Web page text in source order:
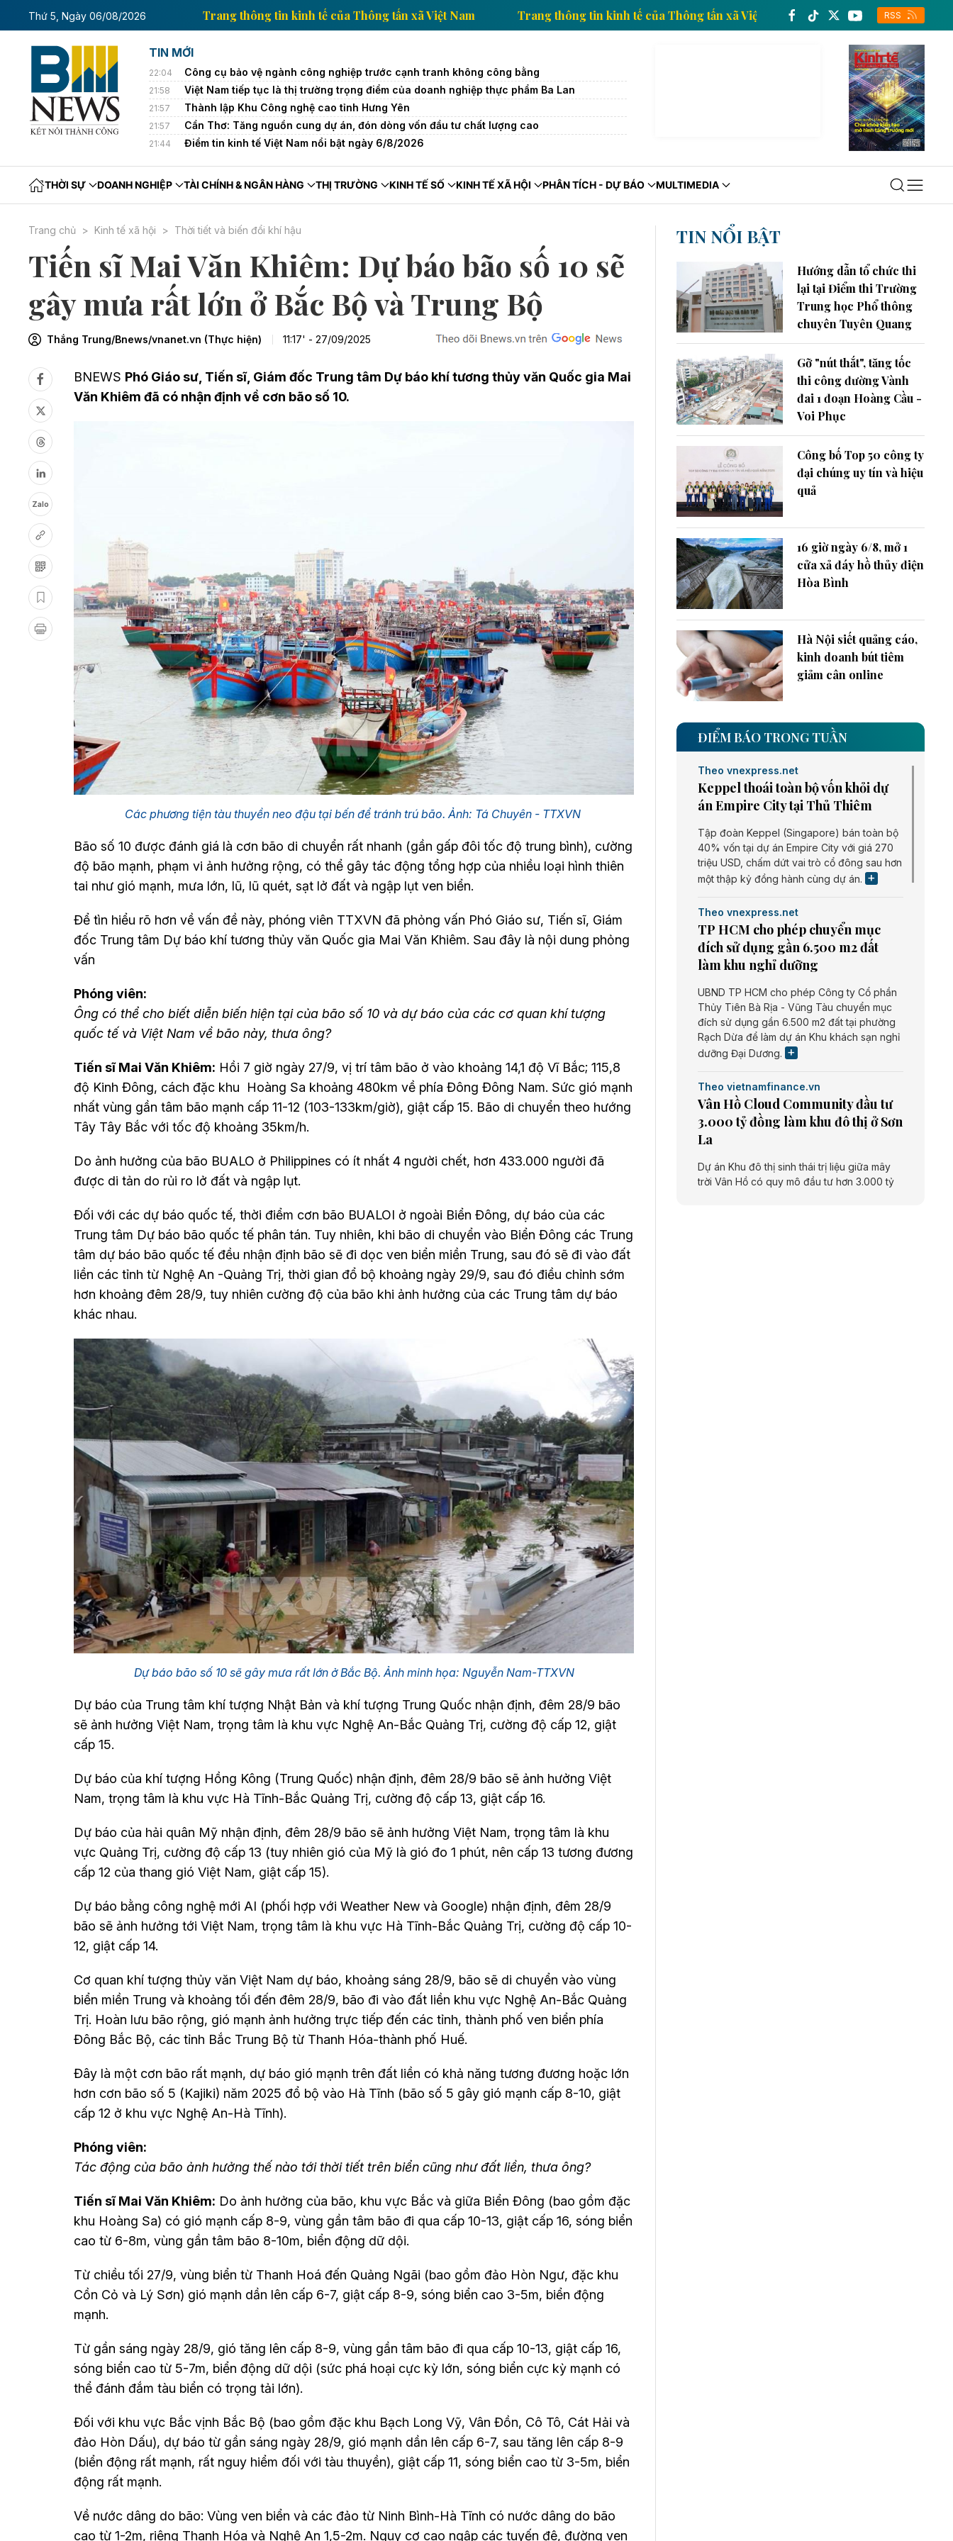
Thứ 5, Ngày 06/08/2026
kinh tế của Thông tấn xã Việt Nam Trang thông tin kinh tế của Thông tấn xã Việt Nam Trang thông tin kinh tế của Thông tấn xã Việt Nam Trang thông
RSS
TIN MỚI
22:04 Công cụ bảo vệ ngành công nghiệp trước cạnh tranh không công bằng
21:58 Việt Nam tiếp tục là thị trường trọng điểm của doanh nghiệp thực phẩm Ba Lan
21:57 Thành lập Khu Công nghệ cao tỉnh Hưng Yên
21:57 Cần Thơ: Tăng nguồn cung dự án, đón dòng vốn đầu tư chất lượng cao
21:44 Điểm tin kinh tế Việt Nam nổi bật ngày 6/8/2026
THỜI SỰ DOANH NGHIỆP TÀI CHÍNH & NGÂN HÀNG THỊ TRƯỜNG KINH TẾ SỐ KINH TẾ XÃ HỘI PHÂN TÍCH - DỰ BÁO MULTIMEDIA
Trang chủ Kinh tế xã hội Thời tiết và biến đổi khí hậu
Tiến sĩ Mai Văn Khiêm: Dự báo bão số 10 sẽ
gây mưa rất lớn ở Bắc Bộ và Trung Bộ
Thắng Trung/Bnews/vnanet.vn (Thực hiện) 11:17' - 27/09/2025
Zalo
BNEWS Phó Giáo sư, Tiến sĩ, Giám đốc Trung tâm Dự báo khí tương thủy văn Quốc gia Mai
Văn Khiêm đã có nhận định về cơn bão số 10.
Các phương tiện tàu thuyền neo đậu tại bến để tránh trú bão. Ảnh: Tá Chuyên - TTXVN
Bão số 10 được đánh giá là cơn bão di chuyển rất nhanh (gần gấp đôi tốc độ trung bình), cường
độ bão mạnh, phạm vi ảnh hưởng rộng, có thể gây tác động tổng hợp của nhiều loại hình thiên
tai như gió mạnh, mưa lớn, lũ, lũ quét, sạt lở đất và ngập lụt ven biển.
Để tìn hiểu rõ hơn về vấn đề này, phóng viên TTXVN đã phỏng vấn Phó Giáo sư, Tiến sĩ, Giám
đốc Trung tâm Dự báo khí tương thủy văn Quốc gia Mai Văn Khiêm. Sau đây là nội dung phỏng
vấn
Phóng viên:
Ông có thể cho biết diễn biến hiện tại của bão số 10 và dự báo của các cơ quan khí tượng
quốc tế và Việt Nam về bão này, thưa ông?
Tiến sĩ Mai Văn Khiêm: Hồi 7 giờ ngày 27/9, vị trí tâm bão ở vào khoảng 14,1 độ Vĩ Bắc; 115,8
độ Kinh Đông, cách đặc khu Hoàng Sa khoảng 480km về phía Đông Đông Nam. Sức gió mạnh
nhất vùng gần tâm bão mạnh cấp 11-12 (103-133km/giờ), giật cấp 15. Bão di chuyển theo hướng
Tây Tây Bắc với tốc độ khoảng 35km/h.
Do ảnh hưởng của bão BUALO ở Philippines có ít nhất 4 người chết, hơn 433.000 người đã
được di tản do rủi ro lở đất và ngập lụt.
Đối với các dự báo quốc tế, thời điểm cơn bão BUALOI ở ngoài Biển Đông, dự báo của các
Trung tâm Dự báo bão quốc tế phân tán. Tuy nhiên, khi bão di chuyển vào Biển Đông các Trung
tâm dự báo bão quốc tế đều nhận định bão sẽ đi dọc ven biển miền Trung, sau đó sẽ đi vào đất
liền các tỉnh từ Nghệ An -Quảng Trị, thời gian đổ bộ khoảng ngày 29/9, sau đó điều chỉnh sớm
hơn khoảng đêm 28/9, tuy nhiên cường độ của bão khi ảnh hưởng của các Trung tâm dự báo
khác nhau.
Dự báo bão số 10 sẽ gây mưa rất lớn ở Bắc Bộ. Ảnh minh họa: Nguyễn Nam-TTXVN
Dự báo của Trung tâm khí tượng Nhật Bản và khí tượng Trung Quốc nhận định, đêm 28/9 bão
sẽ ảnh hưởng Việt Nam, trọng tâm là khu vực Nghệ An-Bắc Quảng Trị, cường độ cấp 12, giật
cấp 15.
Dự báo của khí tượng Hồng Kông (Trung Quốc) nhận định, đêm 28/9 bão sẽ ảnh hưởng Việt
Nam, trọng tâm là khu vực Hà Tĩnh-Bắc Quảng Trị, cường độ cấp 13, giật cấp 16.
Dự báo của hải quân Mỹ nhận định, đêm 28/9 bão sẽ ảnh hưởng Việt Nam, trọng tâm là khu
vực Quảng Trị, cường độ cấp 13 (tuy nhiên gió của Mỹ là gió đo 1 phút, nên cấp 13 tương đương
cấp 12 của thang gió Việt Nam, giật cấp 15).
Dự báo bằng công nghệ mới AI (phối hợp với Weather New và Google) nhận định, đêm 28/9
bão sẽ ảnh hưởng tới Việt Nam, trọng tâm là khu vực Hà Tĩnh-Bắc Quảng Trị, cường độ cấp 10-
12, giật cấp 14.
Cơ quan khí tượng thủy văn Việt Nam dự báo, khoảng sáng 28/9, bão sẽ di chuyển vào vùng
biển miền Trung và khoảng tối đến đêm 28/9, bão đi vào đất liền khu vực Nghệ An-Bắc Quảng
Trị. Hoàn lưu bão rộng, gió mạnh ảnh hưởng trực tiếp đến các tỉnh, thành phố ven biển phía
Đông Bắc Bộ, các tỉnh Bắc Trung Bộ từ Thanh Hóa-thành phố Huế.
Đây là một cơn bão rất mạnh, dự báo gió mạnh trên đất liền có khả năng tương đương hoặc lớn
hơn cơn bão số 5 (Kajiki) năm 2025 đổ bộ vào Hà Tĩnh (bão số 5 gây gió mạnh cấp 8-10, giật
cấp 12 ở khu vực Nghệ An-Hà Tĩnh).
Phóng viên:
Tác động của bão ảnh hưởng thế nào tới thời tiết trên biển cũng như đất liền, thưa ông?
Tiến sĩ Mai Văn Khiêm: Do ảnh hưởng của bão, khu vực Bắc và giữa Biển Đông (bao gồm đặc
khu Hoàng Sa) có gió mạnh cấp 8-9, vùng gần tâm bão đi qua cấp 10-13, giật cấp 16, sóng biển
cao từ 6-8m, vùng gần tâm bão 8-10m, biển động dữ dội.
Từ chiều tối 27/9, vùng biển từ Thanh Hoá đến Quảng Ngãi (bao gồm đảo Hòn Ngư, đặc khu
Cồn Cỏ và Lý Sơn) gió mạnh dần lên cấp 6-7, giật cấp 8-9, sóng biển cao 3-5m, biển động
mạnh.
Từ gần sáng ngày 28/9, gió tăng lên cấp 8-9, vùng gần tâm bão đi qua cấp 10-13, giật cấp 16,
sóng biển cao từ 5-7m, biển động dữ dội (sức phá hoại cực kỳ lớn, sóng biển cực kỳ mạnh có
thể đánh đắm tàu biển có trọng tải lớn).
Đối với khu vực Bắc vịnh Bắc Bộ (bao gồm đặc khu Bạch Long Vỹ, Vân Đồn, Cô Tô, Cát Hải và
đảo Hòn Dấu), dự báo từ gần sáng ngày 28/9, gió mạnh dần lên cấp 6-7, sau tăng lên cấp 8-9
(biển động rất mạnh, rất nguy hiểm đối với tàu thuyền), giật cấp 11, sóng biển cao từ 3-5m, biển
động rất mạnh.
Về nước dâng do bão: Vùng ven biển và các đảo từ Ninh Bình-Hà Tĩnh có nước dâng do bão
cao từ 1-2m, riêng Thanh Hóa và Nghệ An 1,5-2m. Nguy cơ cao ngập các tuyến đê, đường ven
TIN NỔI BẬT
Hướng dẫn tổ chức thi
lại tại Điểm thi Trường
Trung học Phổ thông
chuyên Tuyên Quang
Gỡ "nút thắt", tăng tốc
thi công đường Vành
đai 1 đoạn Hoàng Cầu -
Voi Phục
Công bố Top 50 công ty
đại chúng uy tín và hiệu
quả
16 giờ ngày 6/8, mở 1
cửa xả đáy hồ thủy điện
Hòa Bình
Hà Nội siết quảng cáo,
kinh doanh bút tiêm
giảm cân online
ĐIỂM BÁO TRONG TUẦN
Theo vnexpress.net
Keppel thoái toàn bộ vốn khỏi dự
án Empire City tại Thủ Thiêm
Tập đoàn Keppel (Singapore) bán toàn bộ
40% vốn tại dự án Empire City với giá 270
triệu USD, chấm dứt vai trò cổ đông sau hơn
một thập kỷ đồng hành cùng dự án.
Theo vnexpress.net
TP HCM cho phép chuyển mục
đích sử dụng gần 6.500 m2 đất
làm khu nghỉ dưỡng
UBND TP HCM cho phép Công ty Cổ phần
Thủy Tiên Bà Rịa - Vũng Tàu chuyển mục
đích sử dụng gần 6.500 m2 đất tại phường
Rạch Dừa để làm dự án Khu khách sạn nghỉ
dưỡng Đại Dương.
Theo vietnamfinance.vn
Vân Hồ Cloud Community đầu tư
3.000 tỷ đồng làm khu đô thị ở Sơn
La
Dự án Khu đô thị sinh thái trị liệu giữa mây
trời Vân Hồ có quy mô đầu tư hơn 3.000 tỷ